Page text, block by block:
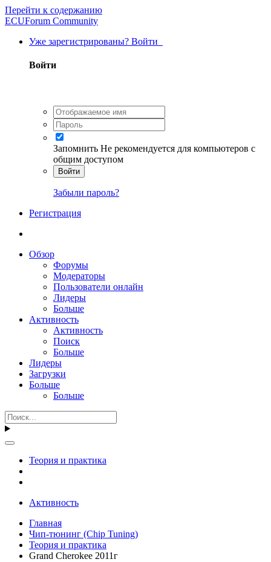
Перейти к содержанию
ECUForum Community
Уже зарегистрированы? Войти
Войти
Запомнить Не рекомендуется для компьютеров с
общим доступом
Войти
Забыли пароль?
Регистрация
Обзор
Форумы
Модераторы
Пользователи онлайн
Лидеры
Больше
Активность
Активность
Поиск
Больше
Лидеры
Загрузки
Больше
Больше
Теория и практика
Активность
Главная
Чип-тюнинг (Chip Tuning)
Теория и практика
Grand Cherokee 2011г